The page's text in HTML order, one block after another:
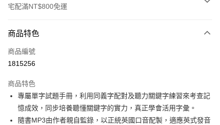
宅配滿NT$800免運
信用卡一次付款
LINE Pay
街口支付
悠遊付
商品特色
商品編號
1815256
商品特色
專屬單字試題手冊，利用同義字配對及聽力關鍵字練習來考查記
憶成效，同步培養聽懂關鍵字的實力，真正學會活用字彙。
隨書MP3由作者親自監錄，以正統英國口音配製，適應英式發音